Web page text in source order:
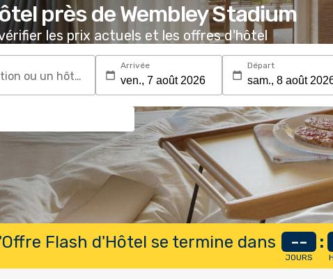
près de Wembley Stadium
les prix actuels et les offres d'hôtel
Recherchez une destination ou un hôtel
Arrivée Départ
Flash d'Hôtel se termine dans --
JOURS
: